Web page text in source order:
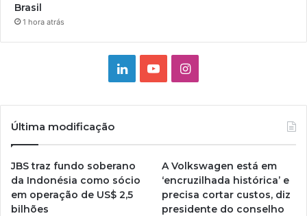
Brasil
1 hora atrás
LinkedinYouTubeInstagram
Última modificação
JBS traz fundo soberano
da Indonésia como sócio
em operação de US$ 2,5
bilhões
A Volkswagen está em
‘encruzilhada histórica’ e
precisa cortar custos, diz
presidente do conselho